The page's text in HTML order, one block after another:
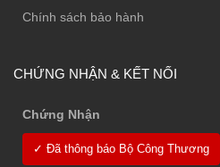
Chính sách bảo hành
CHỨNG NHẬN & KẾT NỐI
Chứng Nhận
✓ Đã thông báo Bộ Công Thương